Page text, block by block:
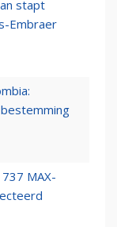
stapt
Embraer
MAX-